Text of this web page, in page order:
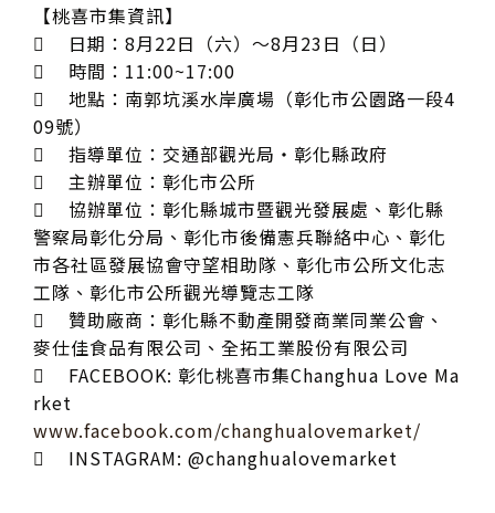
【桃喜市集資訊】

日期：8月22日（六）～8月23日（日）

時間：11:00~17:00

地點：南郭坑溪水岸廣場（彰化市公園路一段4
09號）

指導單位：交通部觀光局・彰化縣政府

主辦單位：彰化市公所

協辦單位：彰化縣城市暨觀光發展處、彰化縣
警察局彰化分局、彰化市後備憲兵聯絡中心、彰化
市各社區發展協會守望相助隊、彰化市公所文化志
工隊、彰化市公所觀光導覽志工隊

贊助廠商：彰化縣不動產開發商業同業公會、
麥仕佳食品有限公司、全拓工業股份有限公司

FACEBOOK: 彰化桃喜市集Changhua Love Ma
rket
www.facebook.com/changhualovemarket/

INSTAGRAM: @changhualovemarket